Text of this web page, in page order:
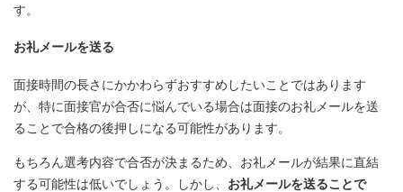
す。
お礼メールを送る
面接時間の長さにかかわらずおすすめしたいことではあります
が、特に面接官が合否に悩んでいる場合は面接のお礼メールを送
ることで合格の後押しになる可能性があります。
もちろん選考内容で合否が決まるため、お礼メールが結果に直結
する可能性は低いでしょう。しかし、 お礼メールを送ることで